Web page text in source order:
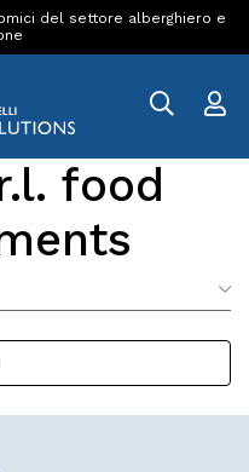
del settore alberghiero e
food